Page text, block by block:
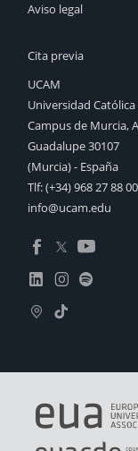
Aviso legal
Cita previa
UCAM
Universidad
Campus de Murcia,
Guadalupe 30107
(Murcia) - España
Tlf:(+34) 968 27 88 00
info@ucam.edu